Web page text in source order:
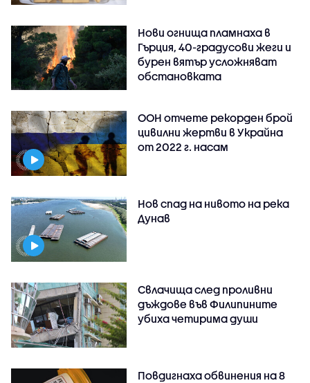
Нови огнища пламнаха в
Гърция, 40-градусови жеги и
бурен вятър усложняват
обстановката
ООН отчете рекорден брой
цивилни жертви в Украйна
от 2022 г. насам
Нов спад на нивото на река
Дунав
Свлачища след проливни
дъждове във Филипините
убиха четирима души
Повдигнаха обвинения на 8